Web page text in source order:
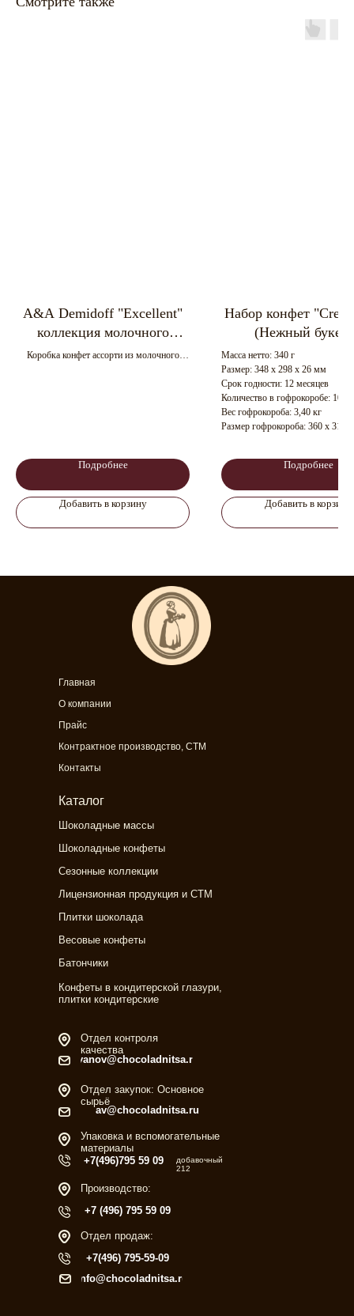
A&A Demidoff "Excellent"
коллекция молочного
шоколада, 284 г ( 2х
Коробка конфет ассорти из молочного
Размер гофрокороба: 395 х 295 х 315 мм
Подробнее
Добавить в корзину
Набор конфет
(Нежный букет)
кремовыми
шоколадным,
ореховым вкусами)
10 шт/ ТЗ "Карусель
Масса нетто: 340 г
Размер: 348 х 298 х 26 мм
Срок годности: 12 месяцев
Количество в гофрокоробе: 10
Вес гофрокороба: 3,40 кг
Размер гофрокороба: 360 х 310
Подробнее
Добавить в корзину
Шоколадные массы
Шоколадные конфеты
Сезонные коллекции
Лицензионная продукция и СТМ
Плитки шоколада
Весовые конфеты
Каталог
Батончики
Конфеты в кондитерской глазури,
плитки кондитерские
Прайс
Контрактное производство, СТМ
Контакты
Главная
О компании
ivanov@chocoladnitsa.ru
Отдел контроля
качества
info@chocoladnitsa.ru
+7(496) 795-59-09
Отдел продаж:
+7 (496) 795 59 09
Производство:
добавочный
212
+7(496)795 59 09
Упаковка и вспомогательные
материалы
av@chocoladnitsa.ru
Отдел закупок: Основное
сырьё